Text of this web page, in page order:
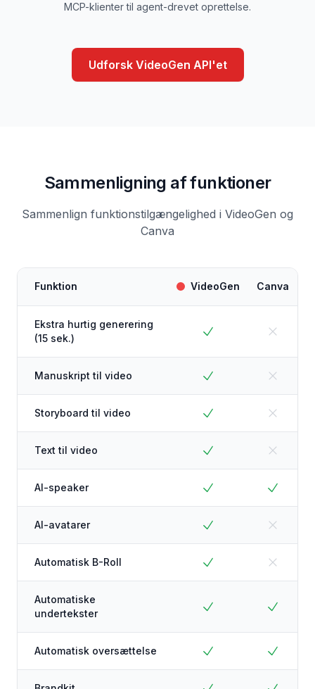
MCP-klienter til agent-drevet oprettelse.
Udforsk VideoGen API'et
Sammenligning af funktioner
Sammenlign funktionstilgængelighed i VideoGen og
Canva
Funktion VideoGen Canva
Ekstra hurtig generering
(15 sek.)
Manuskript til video
Storyboard til video
Text til video
AI-speaker
AI-avatarer
Automatisk B-Roll
Automatiske
undertekster
Automatisk oversættelse